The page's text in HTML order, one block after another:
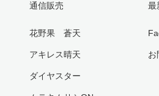
通信販売
花野果 蒼天
アキレス晴天
ダイヤスター
最
お